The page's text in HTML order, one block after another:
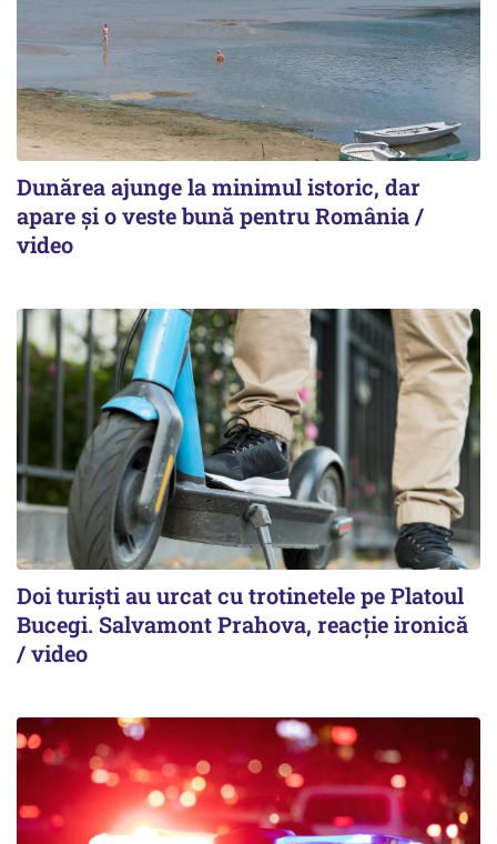
Dunărea ajunge la minimul istoric, dar
apare și o veste bună pentru România /
video
Doi turiști au urcat cu trotinetele pe Platoul
Bucegi. Salvamont Prahova, reacție ironică
/ video